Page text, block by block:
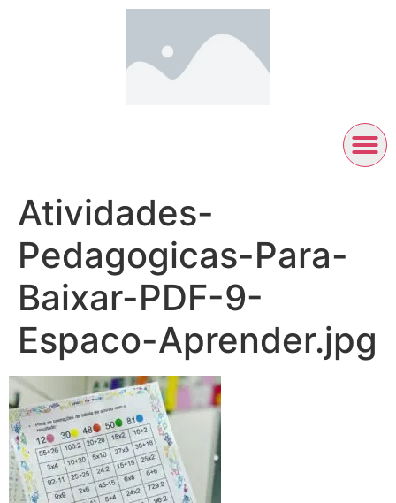
Atividades-
Pedagogicas-Para-
Baixar-PDF-9-
Espaco-Aprender.jpg